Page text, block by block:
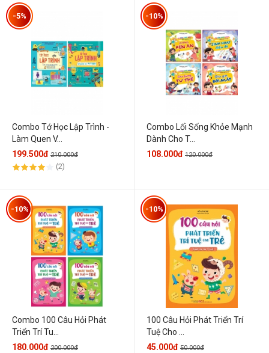
Combo Tớ Học Lập Trình -
Làm Quen V...
-5%
199.500đ 210.000đ
(2)
Combo Lối Sống Khỏe Mạnh
Dành Cho T...
-10%
108.000đ 120.000đ
Combo 100 Câu Hỏi Phát
Triển Trí Tu...
-10%
180.000đ 200.000đ
100 Câu Hỏi Phát Triển Trí
Tuệ Cho ...
-10%
45.000đ 50.000đ